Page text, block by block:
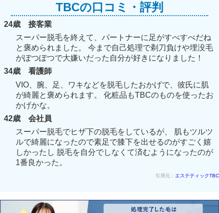
TBCの口コミ・評判
24歳 接客業
スーパー脱毛を終えて、パートナーに足がすべすべだね
と褒められました。 今まで自己処理で剃刀負けや埋没毛
がぽつぽつで大嫌いだった自分が好きになりました！
34歳 看護師
VIO、腕、足、ワキなどを脱毛したおかげで、彼氏に肌
が綺麗と褒められます。 化粧品もTBCのものを使ったお
かげかな。
42歳 会社員
スーパー脱毛でヒザ下の脱毛をしているが、 肌もツルツ
ルで綺麗になったので素足で膝下を出せるのがすごく嬉
しかったし 脱毛を自分でしなくて済むようになったのが
1番良かった。
引用元： エステティックTBC